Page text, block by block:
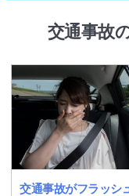
交通事故
交通事故がフラッシ